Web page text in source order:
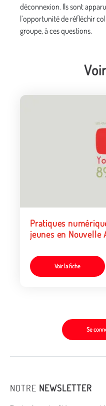
déconnexion. Ils sont
l’opportunité de réfléchir
groupe, à ces questions.
Pratiques
jeunes en Nouvelle
Voir la fiche
Se
NOTRE NEWSLETTER